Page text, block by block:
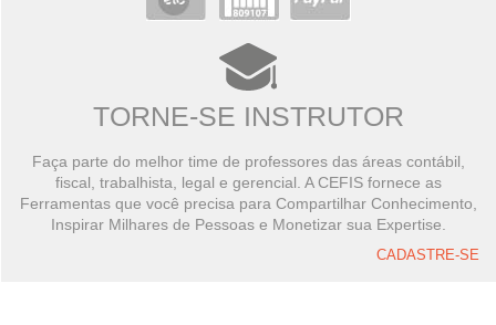
TORNE-SE INSTRUTOR
Faça parte do melhor time de professores das áreas contábil,
fiscal, trabalhista, legal e gerencial. A CEFIS fornece as
Ferramentas que você precisa para Compartilhar Conhecimento,
Inspirar Milhares de Pessoas e Monetizar sua Expertise.
CADASTRE-SE